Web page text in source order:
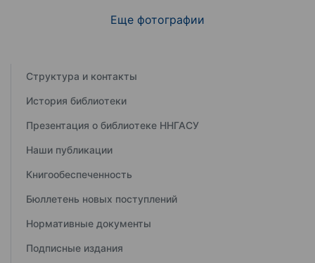
Еще фотографии
Структура и контакты
История библиотеки
Презентация о библиотеке ННГАСУ
Наши публикации
Книгообеспеченность
Бюллетень новых поступлений
Нормативные документы
Подписные издания